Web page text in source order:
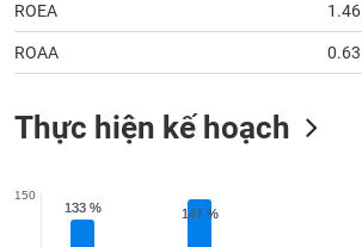
ROEA 1.46
ROAA 0.63
Thực hiện kế hoạch
133 %
133 % 147 %
147 %
150
liệu